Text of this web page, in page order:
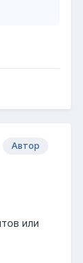
Автор
или